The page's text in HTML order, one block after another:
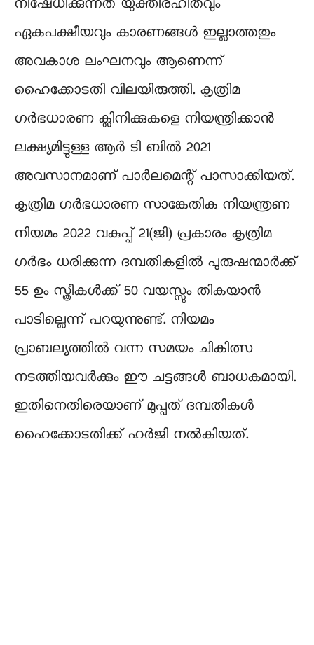
നിഷേധിക്കുന്നത് യുക്തിരഹിതവും
ഏകപക്ഷീയവും കാരണങ്ങൾ ഇല്ലാത്തതും
അവകാശ ലംഘനവും ആണെന്ന്
ഹൈക്കോടതി വിലയിരുത്തി. കൃത്രിമ
ഗർഭധാരണ ക്ലിനിക്കുകളെ നിയന്ത്രിക്കാൻ
ലക്ഷ്യമിട്ടുള്ള ആർ ടി ബിൽ 2021
അവസാനമാണ് പാർലമെന്റ് പാസാക്കിയത്.
കൃത്രിമ ഗർഭധാരണ സാങ്കേതിക നിയന്ത്രണ
നിയമം 2022 വകുപ്പ് 21(ജി) പ്രകാരം കൃത്രിമ
ഗർഭം ധരിക്കുന്ന ദമ്പതികളിൽ പുരുഷന്മാർക്ക്
55 ഉം സ്ത്രീകൾക്ക് 50 വയസ്സും തികയാൻ
പാടില്ലെന്ന് പറയുന്നുണ്ട്. നിയമം
പ്രാബല്യത്തിൽ വന്ന സമയം ചികിത്സ
നടത്തിയവർക്കും ഈ ചട്ടങ്ങൾ ബാധകമായി.
ഇതിനെതിരെയാണ് മുപ്പത് ദമ്പതികൾ
ഹൈക്കോടതിക്ക് ഹർജി നൽകിയത്.